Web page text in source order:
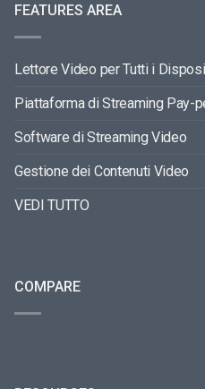
FEATURES AREA
Lettore Video per Tutti i
Piattaforma di Streaming Pay-
Software di Streaming Video
Gestione dei Contenuti Video
VEDI TUTTO
COMPARE